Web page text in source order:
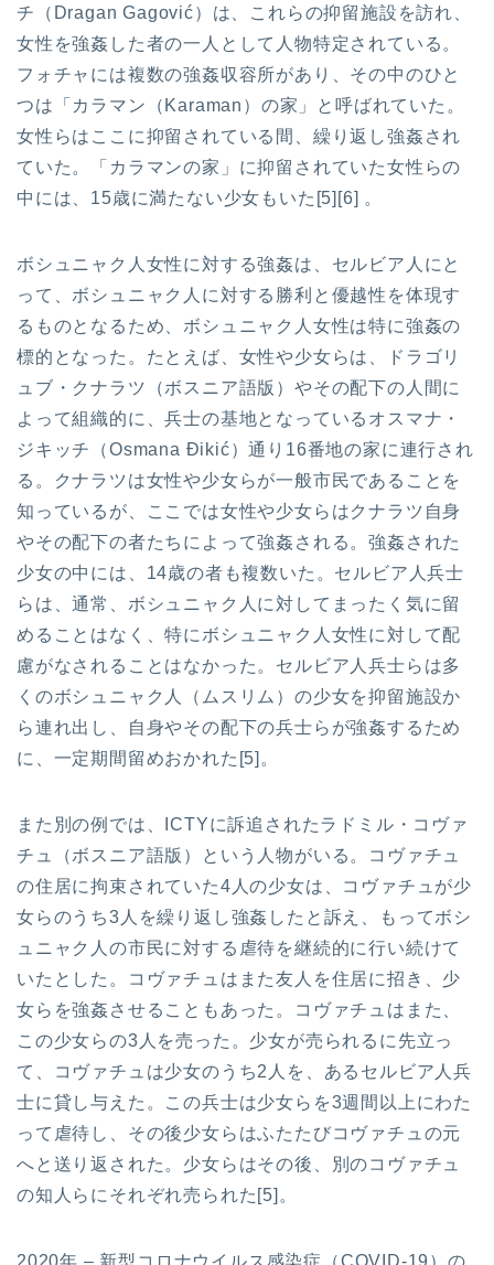
チ（Dragan Gagović）は、これらの抑留施設を訪れ、
女性を強姦した者の一人として人物特定されている。
フォチャには複数の強姦収容所があり、その中のひと
つは「カラマン（Karaman）の家」と呼ばれていた。
女性らはここに抑留されている間、繰り返し強姦され
ていた。「カラマンの家」に抑留されていた女性らの
中には、15歳に満たない少女もいた[5][6] 。
ボシュニャク人女性に対する強姦は、セルビア人にと
って、ボシュニャク人に対する勝利と優越性を体現す
るものとなるため、ボシュニャク人女性は特に強姦の
標的となった。たとえば、女性や少女らは、ドラゴリ
ュブ・クナラツ（ボスニア語版）やその配下の人間に
よって組織的に、兵士の基地となっているオスマナ・
ジキッチ（Osmana Đikić）通り16番地の家に連行され
る。クナラツは女性や少女らが一般市民であることを
知っているが、ここでは女性や少女らはクナラツ自身
やその配下の者たちによって強姦される。強姦された
少女の中には、14歳の者も複数いた。セルビア人兵士
らは、通常、ボシュニャク人に対してまったく気に留
めることはなく、特にボシュニャク人女性に対して配
慮がなされることはなかった。セルビア人兵士らは多
くのボシュニャク人（ムスリム）の少女を抑留施設か
ら連れ出し、自身やその配下の兵士らが強姦するため
に、一定期間留めおかれた[5]。
また別の例では、ICTYに訴追されたラドミル・コヴァ
チュ（ボスニア語版）という人物がいる。コヴァチュ
の住居に拘束されていた4人の少女は、コヴァチュが少
女らのうち3人を繰り返し強姦したと訴え、もってボシ
ュニャク人の市民に対する虐待を継続的に行い続けて
いたとした。コヴァチュはまた友人を住居に招き、少
女らを強姦させることもあった。コヴァチュはまた、
この少女らの3人を売った。少女が売られるに先立っ
て、コヴァチュは少女のうち2人を、あるセルビア人兵
士に貸し与えた。この兵士は少女らを3週間以上にわた
って虐待し、その後少女らはふたたびコヴァチュの元
へと送り返された。少女らはその後、別のコヴァチュ
の知人らにそれぞれ売られた[5]。
2020年 – 新型コロナウイルス感染症（COVID-19）の